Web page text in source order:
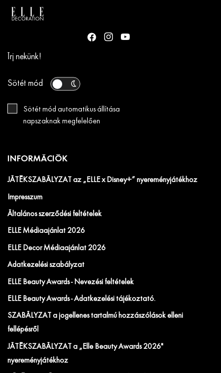
Írj nekünk!
Sötét mód
Sötét mód automatikus állítása
napszaknak megfelelően
INFORMÁCIÓK
JÁTÉKSZABÁLYZAT az „ELLE x Disney+” nyereményjátékhoz
Impresszum
Általános szerződési feltételek
ELLE Médiaajánlat 2026
ELLE Decor Médiaajánlat 2026
Adatkezelési szabályzat
ELLE Beauty Awards - Nevezési feltételek
ELLE Beauty Awards - Adatkezelési tájékoztató.
SZABÁLYZAT a jogellenes tartalmú hozzászólások elleni
fellépésről
JÁTÉKSZABÁLYZAT a „Elle Beauty Awards 2026"
nyereményjátékhoz